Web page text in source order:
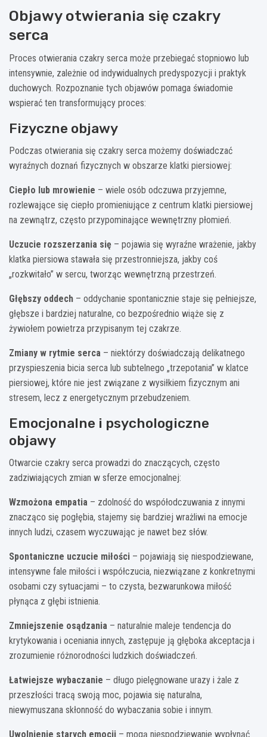
Objawy otwierania się czakry
serca
Proces otwierania czakry serca może przebiegać stopniowo lub
intensywnie, zależnie od indywidualnych predyspozycji i praktyk
duchowych. Rozpoznanie tych objawów pomaga świadomie
wspierać ten transformujący proces:
Fizyczne objawy
Podczas otwierania się czakry serca możemy doświadczać
wyraźnych doznań fizycznych w obszarze klatki piersiowej:
Ciepło lub mrowienie – wiele osób odczuwa przyjemne,
rozlewające się ciepło promieniujące z centrum klatki piersiowej
na zewnątrz, często przypominające wewnętrzny płomień.
Uczucie rozszerzania się – pojawia się wyraźne wrażenie, jakby
klatka piersiowa stawała się przestronniejsza, jakby coś
„rozkwitało” w sercu, tworząc wewnętrzną przestrzeń.
Głębszy oddech – oddychanie spontanicznie staje się pełniejsze,
głębsze i bardziej naturalne, co bezpośrednio wiąże się z
żywiołem powietrza przypisanym tej czakrze.
Zmiany w rytmie serca – niektórzy doświadczają delikatnego
przyspieszenia bicia serca lub subtelnego „trzepotania” w klatce
piersiowej, które nie jest związane z wysiłkiem fizycznym ani
stresem, lecz z energetycznym przebudzeniem.
Emocjonalne i psychologiczne
objawy
Otwarcie czakry serca prowadzi do znaczących, często
zadziwiających zmian w sferze emocjonalnej:
Wzmożona empatia – zdolność do współodczuwania z innymi
znacząco się pogłębia, stajemy się bardziej wrażliwi na emocje
innych ludzi, czasem wyczuwając je nawet bez słów.
Spontaniczne uczucie miłości – pojawiają się niespodziewane,
intensywne fale miłości i współczucia, niezwiązane z konkretnymi
osobami czy sytuacjami – to czysta, bezwarunkowa miłość
płynąca z głębi istnienia.
Zmniejszenie osądzania – naturalnie maleje tendencja do
krytykowania i oceniania innych, zastępuje ją głęboka akceptacja i
zrozumienie różnorodności ludzkich doświadczeń.
Łatwiejsze wybaczanie – długo pielęgnowane urazy i żale z
przeszłości tracą swoją moc, pojawia się naturalna,
niewymuszana skłonność do wybaczania sobie i innym.
Uwolnienie starych emocji – mogą niespodziewanie wypłynąć